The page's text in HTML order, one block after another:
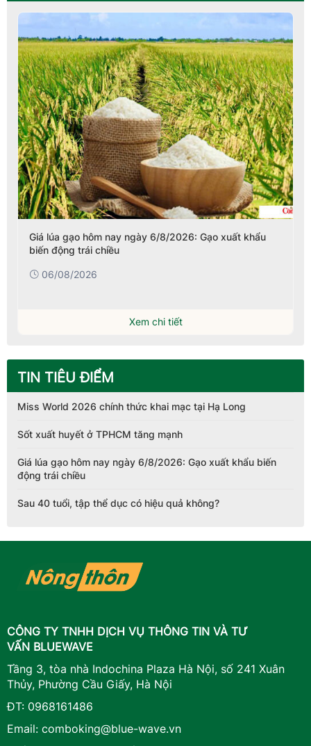
Giá lúa gạo hôm nay ngày 6/8/2026: Gạo xuất khẩu
biến động trái chiều
Miss World 2026 chính thức khai mạc tại Hạ Long
Giá lúa gạo hôm nay ngày 6/8/2026: Gạo xuất khẩu biến
động trái chiều
CÔNG TY TNHH DỊCH VỤ THÔNG TIN VÀ TƯ
VẤN BLUEWAVE
Tầng 3, tòa nhà Indochina Plaza Hà Nội, số 241 Xuân
Thủy, Phường Cầu Giấy, Hà Nội
ĐT:0968161486